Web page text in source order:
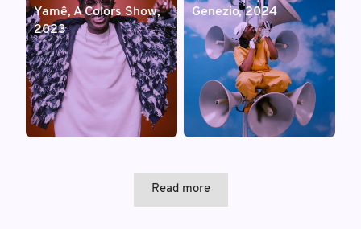
Yamê, A Colors Show,
2023
Genezio, 2024
Read more